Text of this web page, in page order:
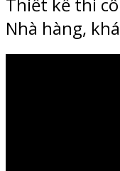
Nhà hàng,